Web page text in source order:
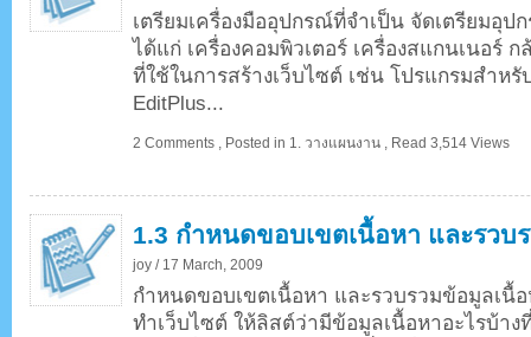
เตรียมเครื่องมืออุปกรณ์ที่จำเป็น จัดเตรียมอุป
ได้แก่ เครื่องคอมพิวเตอร์ เครื่องสแกนเนอร์
ที่ใช้ในการสร้างเว็บไซต์ เช่น โปรแกรมสำห
EditPlus...
2 Comments , Posted in 1. วางแผนงาน , Read 3,514 Views
1.3 กำหนดขอบเขตเนื้อหา และรวบ
joy / 17 March, 2009
กำหนดขอบเขตเนื้อหา และรวบรวมข้อมูลเนื้
ทำเว็บไซต์ ให้ลิสต์ว่ามีข้อมูลเนื้อหาอะไรบ้า